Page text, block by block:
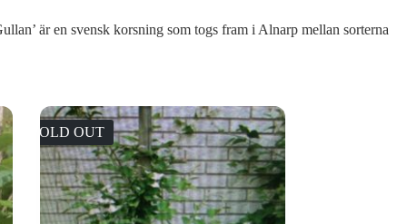
är en svensk korsning som togs fram i Alnarp mellan sorterna
SOLD OUT